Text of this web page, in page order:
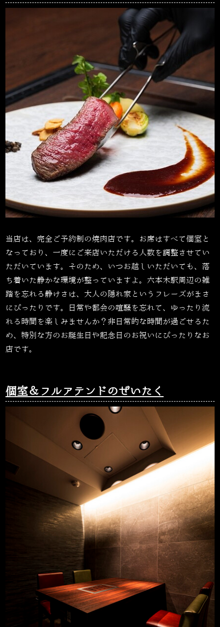
当店は、完全ご予約制の焼肉店です。お席はすべて個室と
なっており、一度にご来店いただける人数を調整させてい
ただいています。そのため、いつお越しいただいても、落
ち着いた静かな環境が整っていますよ。六本木駅周辺の雑
踏を忘れる静けさは、大人の隠れ家というフレーズがまさ
にぴったりです。日常や都会の喧騒を忘れて、ゆったり流
れる時間を楽しみませんか？非日常的な時間が過ごせるた
め、特別な方のお誕生日や記念日のお祝いにぴったりなお
店です。
個室＆フルアテンドのぜいたく